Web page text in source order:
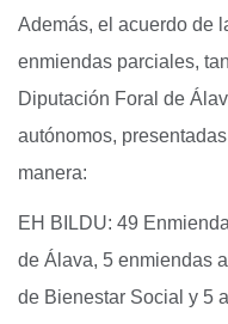
Además, el acuerdo de
enmiendas parciales,
Diputación Foral de
autónomos,
manera:
EH BILDU: 49
de Álava, 5 enmiendas
de Bienestar Social y 5